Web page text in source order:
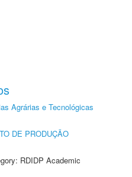
Agrárias e Tecnológicas
DE PRODUÇÃO
RDIDP Academic